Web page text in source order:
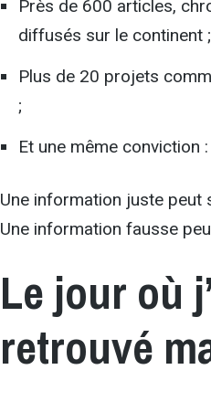
Près de 600 articles,
diffusés sur le continent ;
Plus de 20 projets
;
Et une même conviction
Une information juste peut
Une information fausse
Le jour où
retrouvé